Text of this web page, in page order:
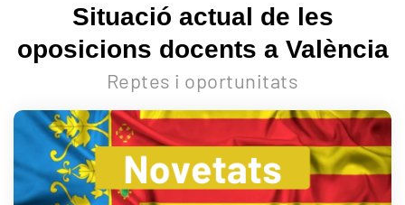
Situació actual de les
oposicions docents a València
Reptes i oportunitats